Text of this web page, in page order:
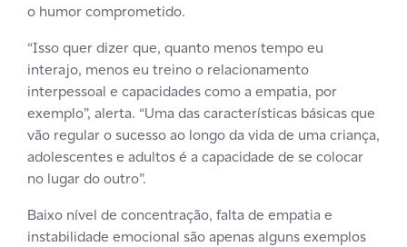
o humor comprometido.
“Isso quer dizer que, quanto menos tempo eu
interajo, menos eu treino o relacionamento
interpessoal e capacidades como a empatia, por
exemplo”, alerta. “Uma das características básicas que
vão regular o sucesso ao longo da vida de uma criança,
adolescentes e adultos é a capacidade de se colocar
no lugar do outro”.
Baixo nível de concentração, falta de empatia e
instabilidade emocional são apenas alguns exemplos